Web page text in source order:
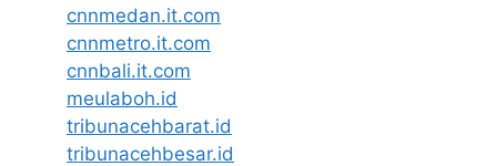
cnnmedan.it.com
cnnmetro.it.com
cnnbali.it.com
meulaboh.id
tribunacehbarat.id
tribunacehbesar.id